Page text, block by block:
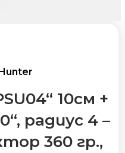
10см +
радиус 4 –
360 гр.,